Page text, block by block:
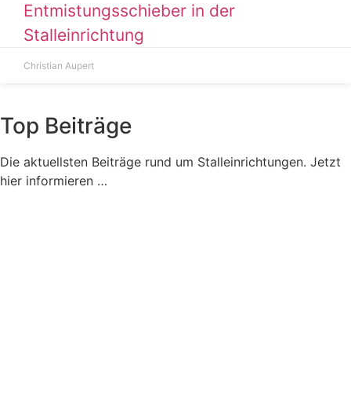
Entmistungsschieber in der
Stalleinrichtung
Christian Aupert
Top Beiträge
Die aktuellsten Beiträge rund um Stalleinrichtungen. Jetzt
hier informieren …